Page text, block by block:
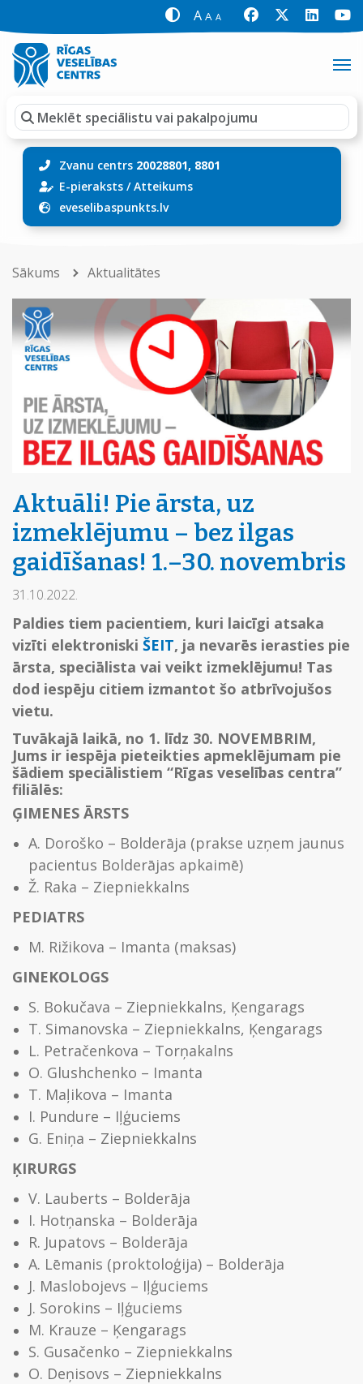
A A A
Zvanu centrs 20028801, 8801
E-pieraksts/Atteikums
eveselibaspunkts.lv
Sākums Aktualitātes
Aktuāli! Pie ārsta, uz
izmeklējumu – bez ilgas
gaidīšanas! 1.–30. novembris
31.10.2022.
Paldies tiem pacientiem, kuri laicīgi atsaka
vizīti elektroniski ŠEIT, ja nevarēs ierasties pie
ārsta, speciālista vai veikt izmeklējumu! Tas
dod iespēju citiem izmantot šo atbrīvojušos
vietu.
Tuvākajā laikā, no 1. līdz 30. NOVEMBRIM,
Jums ir iespēja pieteikties apmeklējumam pie
šādiem speciālistiem “Rīgas veselības centra”
filiālēs:
ĢIMENES ĀRSTS
A. Doroško – Bolderāja (prakse uzņem jaunus
pacientus Bolderājas apkaimē)
Ž. Raka – Ziepniekkalns
PEDIATRS
M. Rižikova – Imanta (maksas)
GINEKOLOGS
S. Bokučava – Ziepniekkalns, Ķengarags
T. Simanovska – Ziepniekkalns, Ķengarags
L. Petračenkova – Torņakalns
O. Glushchenko – Imanta
T. Maļikova – Imanta
I. Pundure – Iļģuciems
G. Eniņa – Ziepniekkalns
ĶIRURGS
V. Lauberts – Bolderāja
I. Hotņanska – Bolderāja
R. Jupatovs – Bolderāja
A. Lēmanis (proktoloģija) – Bolderāja
J. Maslobojevs – Iļģuciems
J. Sorokins – Iļģuciems
M. Krauze – Ķengarags
S. Gusačenko – Ziepniekkalns
O. Deņisovs – Ziepniekkalns